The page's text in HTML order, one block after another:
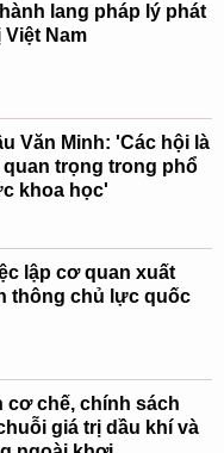
lang pháp lý phát
Nam
Văn Minh: 'Các hội là
trọng trong phổ
khoa học'
lập cơ quan xuất
thông chủ lực quốc
cơ chế, chính sách
giá trị dầu khí và